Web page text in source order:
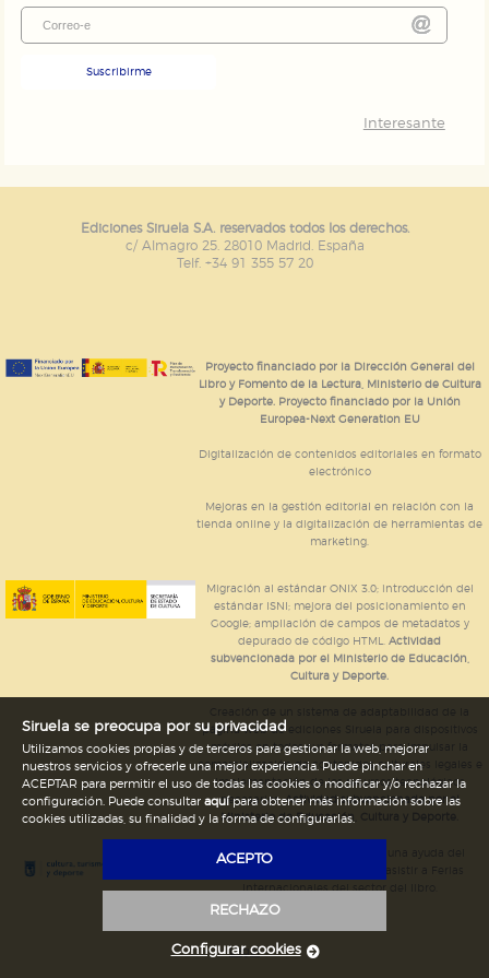
Suscribirme
Interesante
Ediciones Siruela S.A. reservados todos los derechos.
c/ Almagro 25. 28010 Madrid. España
Telf. +34 91 355 57 20
Proyecto financiado por la Dirección General del
Libro y Fomento de la Lectura, Ministerio de Cultura
y Deporte. Proyecto financiado por la Unión
Europea-Next Generation EU
Digitalización de contenidos editoriales en formato
electrónico
Mejoras en la gestión editorial en relación con la
tienda online y la digitalización de herramientas de
marketing.
Migración al estándar ONIX 3.0; introducción del
estándar ISNI; mejora del posicionamiento en
Google; ampliación de campos de metadatos y
depurado de código HTML.Actividad
subvencionada por el Ministerio de Educación,
Cultura y Deporte.
página web de ediciones Siruela para dispositivos
móviles en todos sus formatos para impulsar la
comercialización de contenidos culturales legales e
implementación de los recursos tecnológicos
necesarios.Actividad subvencionada por el
Ministerio de Educación, Cultura y Deporte.
Ediciones Siruela ha percibido una ayuda del
Legal
Siruela se preocupa por su privacidad
Utilizamos cookies propias y de terceros para gestionar la web, mejorar
nuestros servicios y ofrecerle una mejor experiencia. Puede pinchar en
ACEPTAR para permitir el uso de todas las cookies o modificar y/o rechazar la
configuración. Puede consultar aquípara obtener más información sobre las
cookies utilizadas, su finalidad y la forma de configurarlas.
ACEPTO
RECHAZO
Configurar cookies